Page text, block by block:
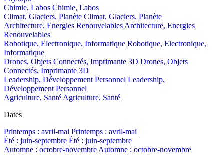
Chimie, Labos Chimie, Labos
Climat, Glaciers, Planète Climat, Glaciers, Planète
Architecture, Energies RenouvelablesArchitecture, Energies
Renouvelables
Robotique, Electronique, Informatique Robotique, Electronique,
Informatique
Drones, Objets Connectés, Imprimante 3D Drones, Objets
Connectés, Imprimante 3D
Leadership, Développement Personnel Leadership,
Développement Personnel
Agriculture, SantéAgriculture, Santé
Dates
Printemps : avril-mai Printemps : avril-mai
Été : juin-septembre Été : juin-septembre
Automne : octobre-novembreAutomne : octobre-novembre